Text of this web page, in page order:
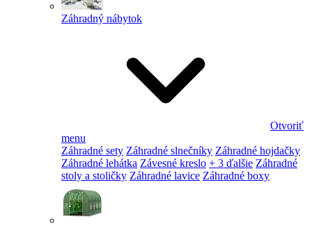
Záhradný nábytok
Otvoriť
menu
Záhradné sety Záhradné slnečníky Záhradné hojdačky
Záhradné lehátka Závesné kreslo + 3 ďalšie Záhradné
stoly a stoličky Záhradné lavice Záhradné boxy